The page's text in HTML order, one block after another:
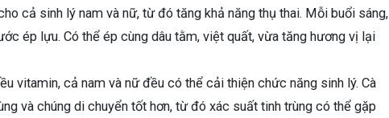
cả sinh lý nam và nữ, từ đó tăng khả năng thụ thai. Mỗi buổi sáng,
ép lựu. Có thể ép cùng dâu tằm, việt quất, vừa tăng hương vị lại
vitamin, cả nam và nữ đều có thể cải thiện chức năng sinh lý. Cà
và chúng di chuyển tốt hơn, từ đó xác suất tinh trùng có thể gặp